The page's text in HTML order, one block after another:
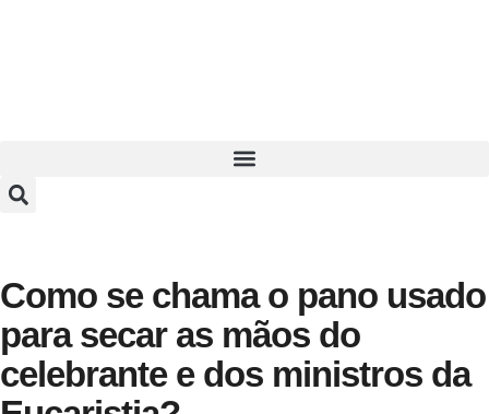
Como se chama o pano usado
para secar as mãos do
celebrante e dos ministros da